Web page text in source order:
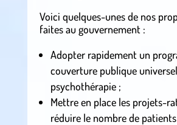
Voici quelques-unes de nos
faites au gouvernement :
Adopter rapidement un
couverture publique
psychothérapie ;
Mettre en place les projets-
réduire le nombre de